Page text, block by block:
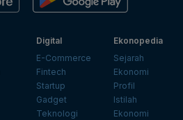
Digital
E-Commerce
Fintech
Startup
Gadget
Teknologi
Ekonopedia
Sejarah
Ekonomi
Profil
Istilah
Ekonomi